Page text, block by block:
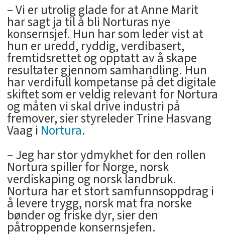
– Vi er utrolig glade for at Anne Marit
har sagt ja til å bli Norturas nye
konsernsjef. Hun har som leder vist at
hun er uredd, ryddig, verdibasert,
fremtidsrettet og opptatt av å skape
resultater gjennom samhandling. Hun
har verdifull kompetanse på det digitale
skiftet som er veldig relevant for Nortura
og måten vi skal drive industri på
fremover, sier styreleder Trine Hasvang
Vaag i Nortura.
– Jeg har stor ydmykhet for den rollen
Nortura spiller for Norge, norsk
verdiskaping og norsk landbruk.
Nortura har et stort samfunnsoppdrag i
å levere trygg, norsk mat fra norske
bønder og friske dyr, sier den
påtroppende konsernsjefen.